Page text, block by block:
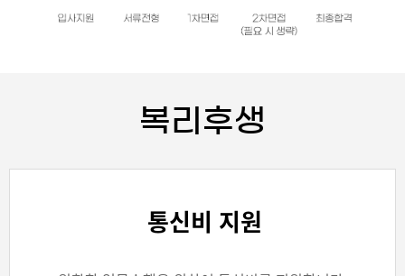
복리후생
통신비 지원